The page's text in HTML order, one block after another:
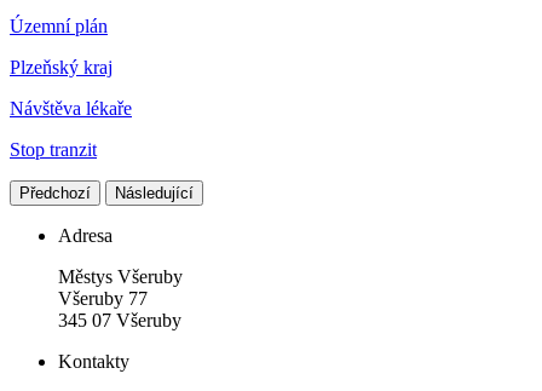
Územní plán
Plzeňský kraj
Návštěva lékaře
Stop tranzit
Předchozí Následující
Adresa
Městys Všeruby
Všeruby 77
345 07 Všeruby
Kontakty